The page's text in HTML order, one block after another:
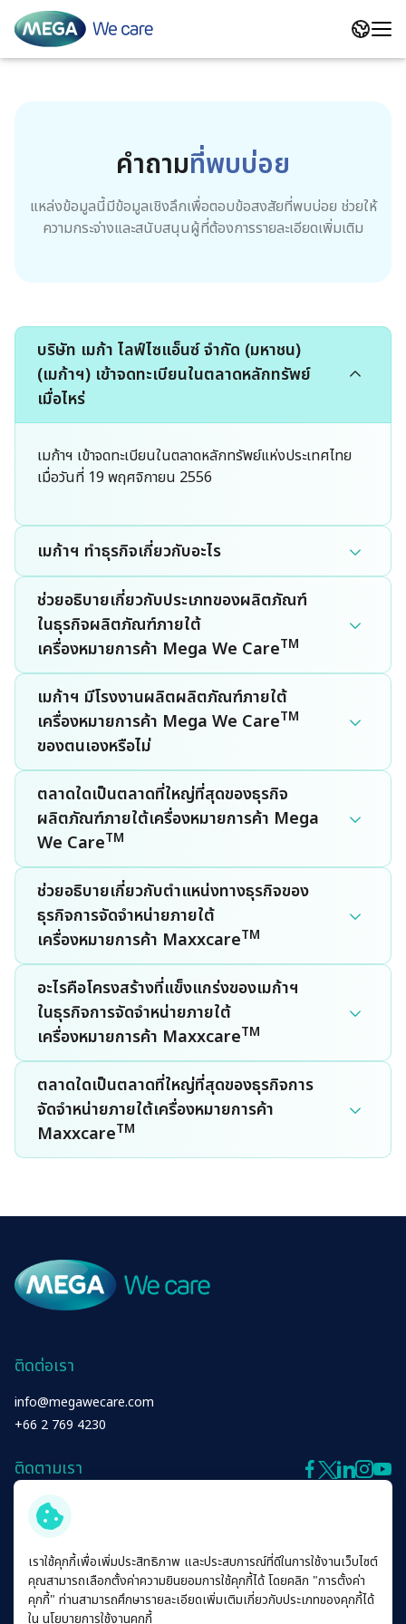
Maxcal
Livolin Forte
Gogaz
Medical Nutrition
Sports Nutrition
General Wellbeing
Herbal Meds
Vitamins
Kiddz Care
Probiotics
Allergy Care
Blood Circulation &
Memory
Diabetic Care
Anti-Allergic
Anti Infective
Our Journey
CEO’s Message
MEGA Values
MEGA Commitment
MEGA Objective
MEGA Dharma
MEGA as an Employer
Experience our Culture
Current Opportunities
ข้อมูลบริษัท
โครงสร้างธุรกิจ
คณะผู้บริหาร
คณะกรรมการชุดย่อย
การกำกับดูแลกิจการ
ผู้ถือหุ้นรายใหญ่
นโยบายและการจ่ายเงินปันผล
การถือหุ้นของคณะกรรมการ
และผู้บริหารของบริษัทฯ
ราคาหลักทรัพย์
เครื่องคำนวนการลงทุน
ข้อมูลสำคัญทางการเงิน
เอกสารนำเสนอ และเว็บแคสต์
รายงานประจำปี และแบบฟอร์ม
56-1
รายงานความยั่งยืน
เอกสารเพื่อนักลงทุน
ข่าวแจ้งตลาดหลักทรัพย์
ข่าวสำหรับนักลงทุน
สารจากประธานเจ้าหน้าที่บริหาร
การมีส่วนร่วมของผู้มีส่วนได้
เสีย
และเป้าหมาย
ความยั่งยืน
การสนับสนุนเป้าหมายการ
พัฒนาที่ยั่งยืน
มิติด้านสิ่งแวดล้อม
การเปลี่ยนแปลงสภาพภูมิ
อากาศ
การบริหารจัดการน้ำอย่างยั่งยืน
มิติด้านสังคม
การจัดการทรัพยากรบุคคล
สิทธิมนุษยชน
อาชีวอนามัยและความปลอดภัย
คำถามที่พบบ่อย
แหล่งข้อมูลนี้มีข้อมูลเชิงลึกเพื่อตอบข้อสงสัยที่พบบ่อย ช่วยให้
ความกระจ่างและสนับสนุนผู้ที่ต้องการรายละเอียดเพิ่มเติม
บริษัท เมก้า ไลฟ์ไซแอ็นซ์ จำกัด (มหาชน)
(เมก้าฯ) เข้าจดทะเบียนในตลาดหลักทรัพย์
เมื่อไหร่
เมก้าฯ เข้าจดทะเบียนในตลาดหลักทรัพย์แห่งประเทศไทย
เมื่อวันที่ 19 พฤศจิกายน 2556
เมก้าฯ ทำธุรกิจเกี่ยวกับอะไร
ช่วยอธิบายเกี่ยวกับประเภทของผลิตภัณฑ์
ในธุรกิจผลิตภัณฑ์ภายใต้
เครื่องหมายการค้า Mega We CareTM
เมก้าฯ มีโรงงานผลิตผลิตภัณฑ์ภายใต้
เครื่องหมายการค้า Mega We CareTM
ของตนเองหรือไม่
ตลาดใดเป็นตลาดที่ใหญ่ที่สุดของธุรกิจ
ผลิตภัณฑ์ภายใต้เครื่องหมายการค้า Mega
We CareTM
ช่วยอธิบายเกี่ยวกับตำแหน่งทางธุรกิจของ
ธุรกิจการจัดจำหน่ายภายใต้
เครื่องหมายการค้า MaxxcareTM
อะไรคือโครงสร้างที่แข็งแกร่งของเมก้าฯ
ในธุรกิจการจัดจำหน่ายภายใต้
เครื่องหมายการค้า MaxxcareTM
ตลาดใดเป็นตลาดที่ใหญ่ที่สุดของธุรกิจการ
จัดจำหน่ายภายใต้เครื่องหมายการค้า
MaxxcareTM
ติดต่อเรา
info@megawecare.com
+66 2 769 4230
ติดตามเรา
We Care
Products
เราใช้คุกกี้เพื่อเพิ่มประสิทธิภาพ และประสบการณ์ที่ดีในการใช้งานเว็บไซต์
คุณสามารถเลือกตั้งค่าความยินยอมการใช้คุกกี้ได้ โดยคลิก "การตั้งค่า
คุกกี้" ท่านสามารถศึกษารายละเอียดเพิ่มเติมเกี่ยวกับประเภทของคุกกี้ได้
ใน นโยบายการใช้งานคุกกี้